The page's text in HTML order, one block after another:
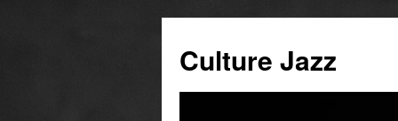
Culture Jazz